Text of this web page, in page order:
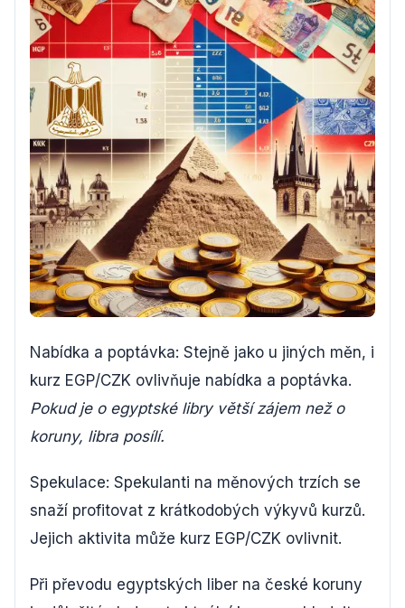
Nabídka a poptávka: Stejně jako u jiných měn, i
kurz EGP/CZK ovlivňuje nabídka a poptávka.
Pokud je o egyptské libry větší zájem než o
koruny, libra posílí.
Spekulace: Spekulanti na měnových trzích se
snaží profitovat z krátkodobých výkyvů kurzů.
Jejich aktivita může kurz EGP/CZK ovlivnit.
Při převodu egyptských liber na české koruny